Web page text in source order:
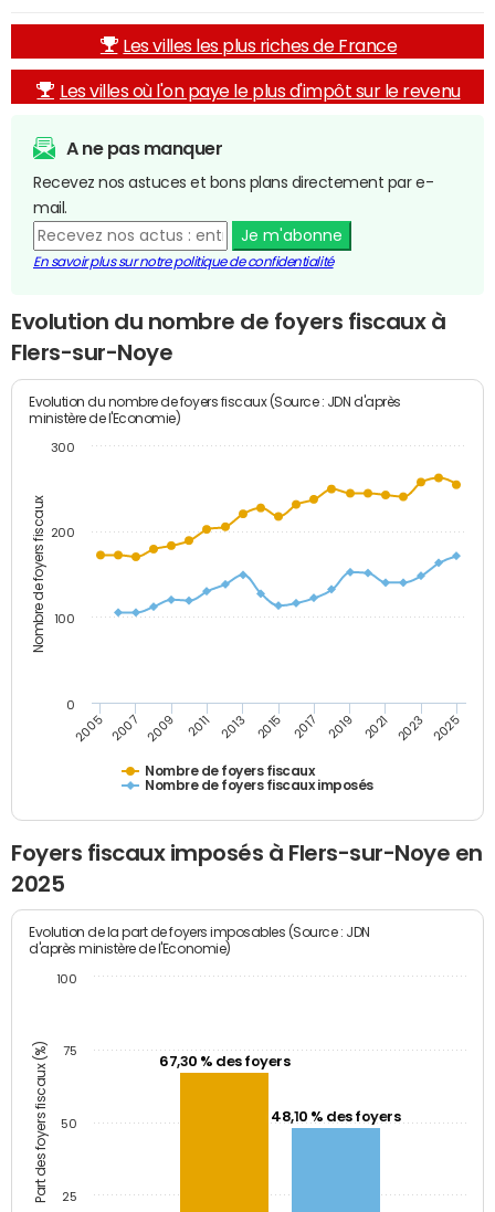
Les villes les plus riches de France
Les villes où l'on paye le plus d'impôt sur le revenu
A ne pas manquer
Recevez nos astuces et bons plans directement par e-
mail.
Je m'abonne
En savoir plus sur notre politique de confidentialité
Evolution du nombre de foyers fiscaux à
Flers-sur-Noye
Nombre de foyers fiscaux
Evolution du nombre de foyers fiscaux (Source : JDN d'après
ministère de l'Economie)
Nombre de foyers fiscaux
Nombre de foyers fiscaux imposés
2005 2007 2009 2011 2013 2015 2017 2019 2021 2023 2025
0
100
200
300
Foyers fiscaux imposés à Flers-sur-Noye en
2025
Part des foyers fiscaux (%)
Evolution de la part de foyers imposables (Source : JDN
d'après ministère de l'Economie)
67,30 % des foyers
48,10 % des foyers
25
50
75
100